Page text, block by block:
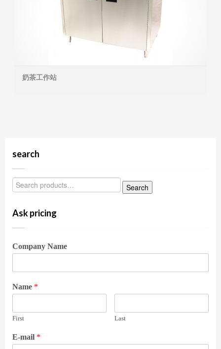
奶茶工作站
search
Ask pricing
Company Name
Name *
First Last
E-mail *